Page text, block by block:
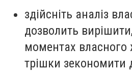
здійсніть аналіз
дозволить
моментах
трішки зекономити